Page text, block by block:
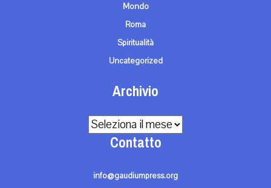
Mondo
Roma
Spiritualità
Uncategorized
Archivio
Archivio
Contatto
info@gaudiumpress.org